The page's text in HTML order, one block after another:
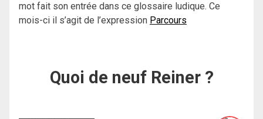
mot fait son entrée dans ce glossaire ludique. Ce
mois-ci il s’agit de l’expression Parcours
Quoi de neuf Reiner ?